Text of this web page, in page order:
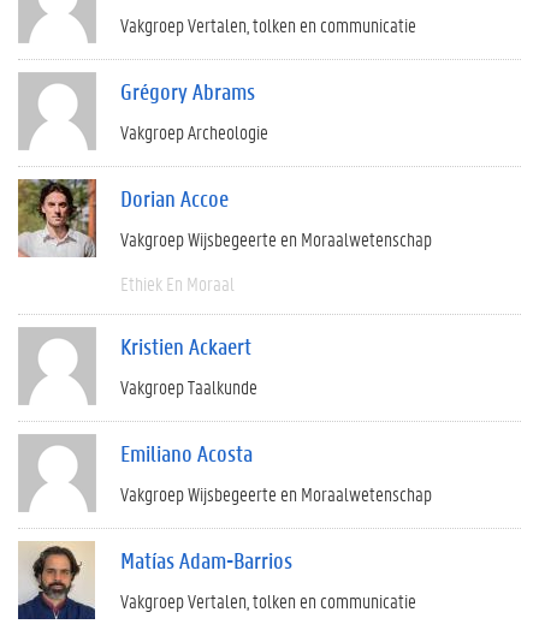
Vakgroep Vertalen, tolken en communicatie
Grégory Abrams
Vakgroep Archeologie
Dorian Accoe
Vakgroep Wijsbegeerte en Moraalwetenschap
Ethiek En Moraal
Kristien Ackaert
Vakgroep Taalkunde
Emiliano Acosta
Vakgroep Wijsbegeerte en Moraalwetenschap
Matías Adam-Barrios
Vakgroep Vertalen, tolken en communicatie